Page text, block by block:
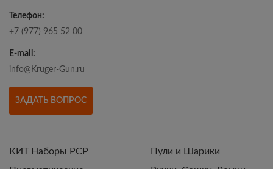
Телефон:
+7 (977) 965 52 00
E-mail:
info@Kruger-Gun.ru
ЗАДАТЬ ВОПРОС
КИТ Наборы РСР
Пули и Шарики